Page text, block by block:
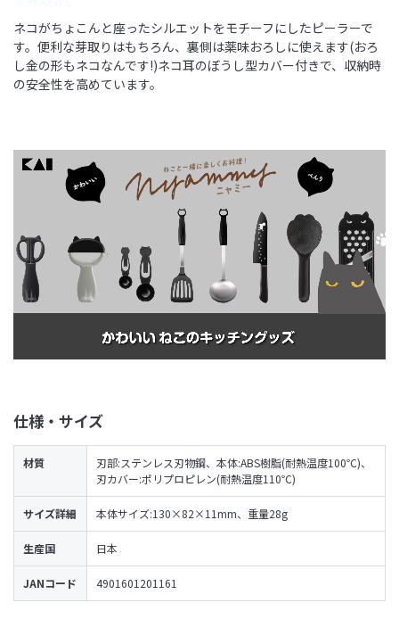
ネコがちょこんと座ったシルエットをモチーフにしたピーラーで
す。便利な芽取りはもちろん、裏側は薬味おろしに使えます(おろ
し金の形もネコなんです!)ネコ耳のぼうし型カバー付きで、収納時
の安全性を高めています。
仕様・サイズ
材質
刃部:ステンレス刃物鋼、本体:ABS樹脂(耐熱温度100℃)、
刃カバー:ポリプロピレン(耐熱温度110℃)
サイズ詳細 本体サイズ:130×82×11mm、重量28g
生産国 日本
JANコード 4901601201161